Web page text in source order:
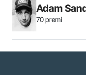
Adam
70 premi